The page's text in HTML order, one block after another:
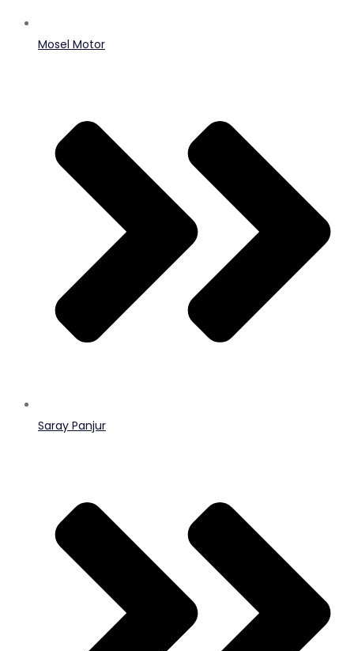
Mosel Motor
Saray Panjur